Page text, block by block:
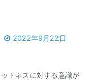
2022年9月22日
トネスに対する意識が